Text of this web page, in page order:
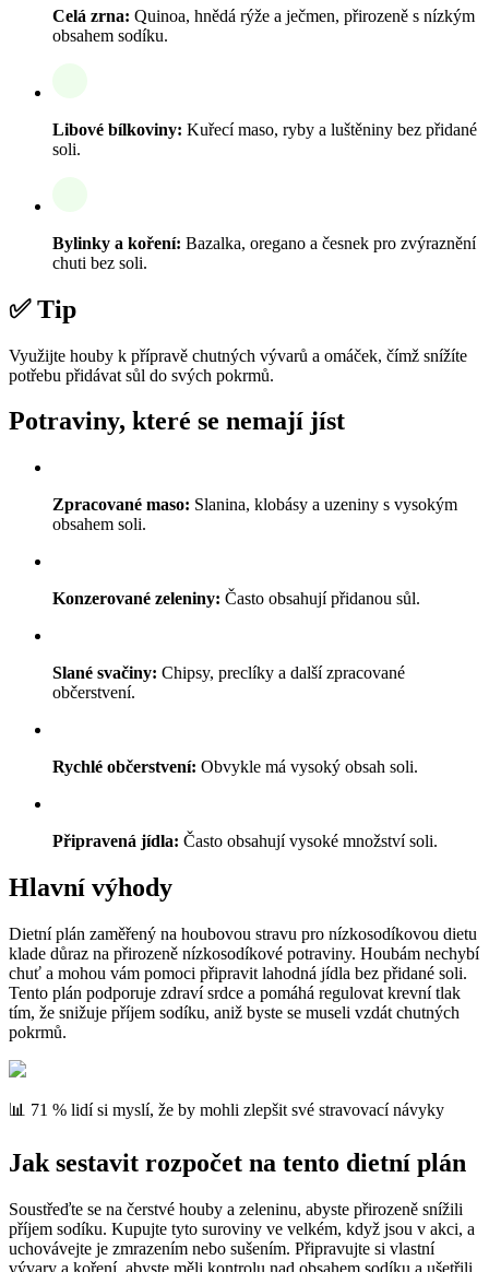
Celá zrna: Quinoa, hnědá rýže a ječmen, přirozeně s nízkým
obsahem sodíku.
Libové bílkoviny: Kuřecí maso, ryby a luštěniny bez přidané
soli.
Bylinky a koření: Bazalka, oregano a česnek pro zvýraznění
chuti bez soli.
✅ Tip
Využijte houby k přípravě chutných vývarů a omáček, čímž snížíte
potřebu přidávat sůl do svých pokrmů.
Potraviny, které se nemají jíst
Zpracované maso: Slanina, klobásy a uzeniny s vysokým
obsahem soli.
Konzerované zeleniny: Často obsahují přidanou sůl.
Slané svačiny: Chipsy, preclíky a další zpracované
občerstvení.
Rychlé občerstvení: Obvykle má vysoký obsah soli.
Připravená jídla: Často obsahují vysoké množství soli.
Hlavní výhody
Dietní plán zaměřený na houbovou stravu pro nízkosodíkovou dietu
klade důraz na přirozeně nízkosodíkové potraviny. Houbám nechybí
chuť a mohou vám pomoci připravit lahodná jídla bez přidané soli.
Tento plán podporuje zdraví srdce a pomáhá regulovat krevní tlak
tím, že snižuje příjem sodíku, aniž byste se museli vzdát chutných
pokrmů.
📊 71 % lidí si myslí, že by mohli zlepšit své stravovací návyky
Jak sestavit rozpočet na tento dietní plán
Soustřeďte se na čerstvé houby a zeleninu, abyste přirozeně snížili
příjem sodíku. Kupujte tyto suroviny ve velkém, když jsou v akci, a
uchovávejte je zmrazením nebo sušením. Připravujte si vlastní
vývary a koření, abyste měli kontrolu nad obsahem sodíku a ušetřili